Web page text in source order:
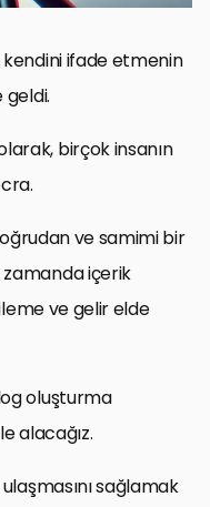
ifade etmenin
birçok insanın
ve samimi bir
zamanda içerik
ve gelir elde
oluşturma
alacağız.
sağlamak